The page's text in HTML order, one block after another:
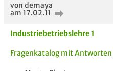
MODULE
von demaya
am 17.02.11
Industriebetriebslehre 1
Fragenkatalog mit Antworten